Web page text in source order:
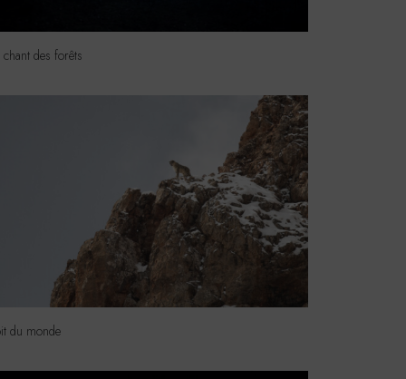
chant des forêts
du monde